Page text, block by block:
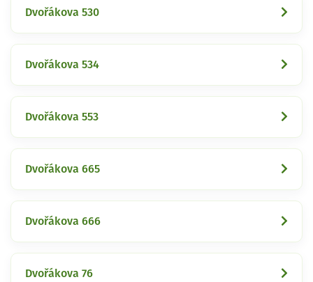
Dvořákova 530
Dvořákova 534
Dvořákova 553
Dvořákova 665
Dvořákova 666
Dvořákova 76